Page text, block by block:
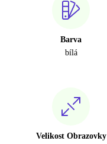
Barva
bílá
Velikost Obrazovky